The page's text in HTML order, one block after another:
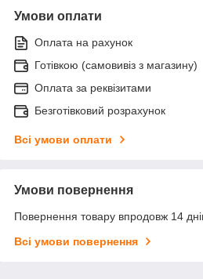
Умови оплати
Оплата на рахунок
Готівкою (самовивіз з магазину)
Оплата за реквізитами
Безготівковий розрахунок
Всі умови оплати
Умови повернення
Повернення товару впродовж 14
Всі умови повернення